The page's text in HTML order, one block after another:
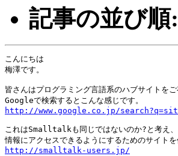
記事の並び順:
こんにちは
梅澤です。
皆さんはプログラミング言語系のハブサイトをご
http://www.google.co.jp/search?q=site%3A*-
これはSmalltalkも同じではないのか?と考え
http://smalltalk-users.jp/